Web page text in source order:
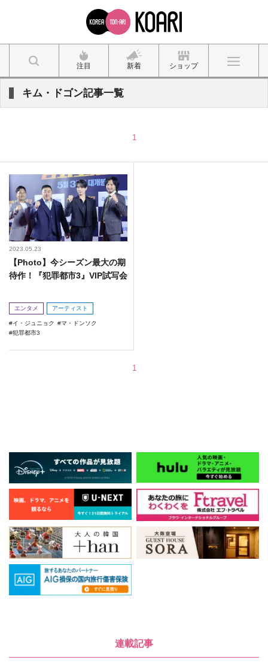
注目 新着 ショップ
キム・ドゴン記事一覧
1
2023.05.23
【Photo】今シーズン最大の期
待作！『犯罪都市3』VIP試写会
エンタメ アーティスト
イ・ジュニョク
マ・ドンソク
犯罪都市3
1
連載記事